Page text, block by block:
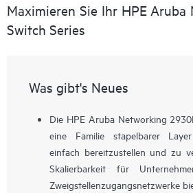
Maximieren Sie Ihr HPE
Switch Series
Was gibt's Neues
Die HPE Aruba Networking
eine Familie stapelbarer
einfach bereitzustellen und zu
Skalierbarkeit für
Zweigstellenzugangsnetzwerke